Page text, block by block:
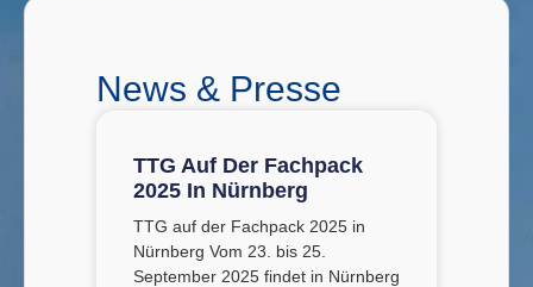
News & Presse
TTG Auf Der Fachpack
2025 In Nürnberg
TTG auf der Fachpack 2025 in
Nürnberg Vom 23. bis 25.
September 2025 findet in Nürnberg